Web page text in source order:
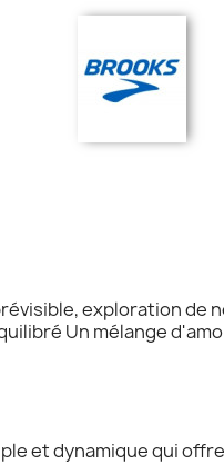
exploration de
Un mélange
et dynamique qui